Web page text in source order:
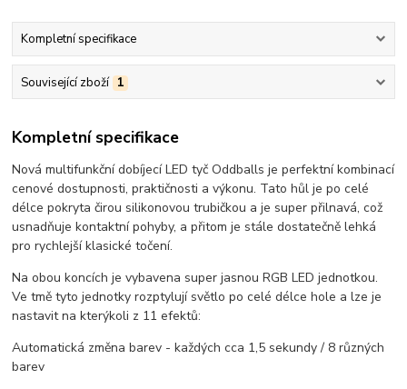
Kompletní specifikace
Související zboží 1
Kompletní specifikace
Nová multifunkční dobíjecí LED tyč Oddballs je perfektní kombinací
cenové dostupnosti, praktičnosti a výkonu. Tato hůl je po celé
délce pokryta čirou silikonovou trubičkou a je super přilnavá, což
usnadňuje kontaktní pohyby, a přitom je stále dostatečně lehká
pro rychlejší klasické točení.
Na obou koncích je vybavena super jasnou RGB LED jednotkou.
Ve tmě tyto jednotky rozptylují světlo po celé délce hole a lze je
nastavit na kterýkoli z 11 efektů:
Automatická změna barev - každých cca 1,5 sekundy / 8 různých
barev